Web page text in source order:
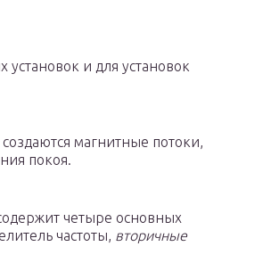
и для установок
создаются магнитные потоки,
покоя.
четыре основных
частоты, вторичные